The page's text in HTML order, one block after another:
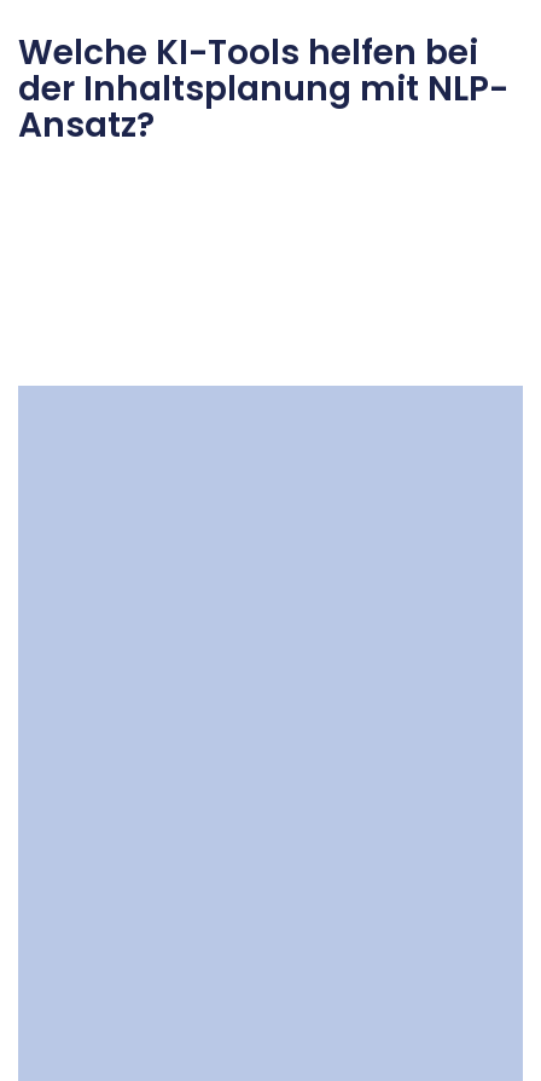
Welche KI-Tools helfen bei
der Inhaltsplanung mit NLP-
Ansatz?